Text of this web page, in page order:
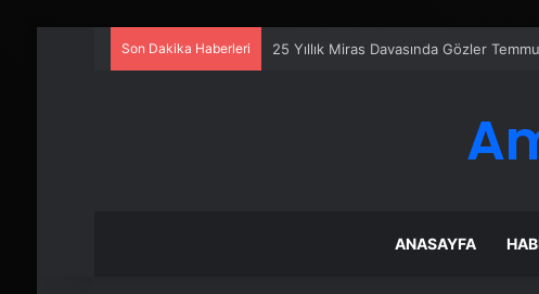
Son Dakika Haberleri 25 Yıllık Miras Davasında Gözler
ANASAYFA